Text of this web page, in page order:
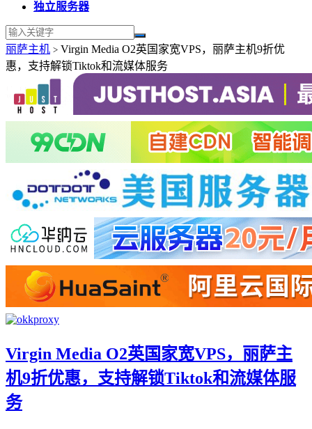
独立服务器
丽萨主机 > Virgin Media O2英国家宽VPS，丽萨主机9折优
惠，支持解锁Tiktok和流媒体服务
Virgin Media O2英国家宽VPS，丽萨主
机9折优惠，支持解锁Tiktok和流媒体服
务